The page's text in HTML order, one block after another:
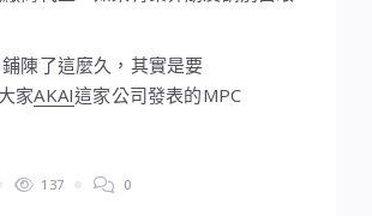
陳了這麼久，其實是要
家AKAI這家公司發表的MPC
137 0